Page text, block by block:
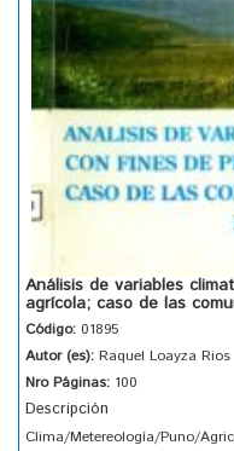
Análisis de variables
agrícola; caso de las
Código: 01895
Autor (es): Raquel Loayza Rios
Nro Páginas: 100
Descripción
Clima/Metereología/Puno/